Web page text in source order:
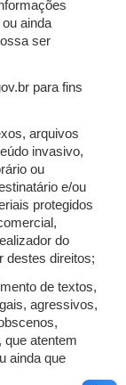
ainda
ser
para fins
arquivos
invasivo,
ou
e/ou
protegidos
do
destes direitos;
de textos,
agressivos,
que atentem
ainda que